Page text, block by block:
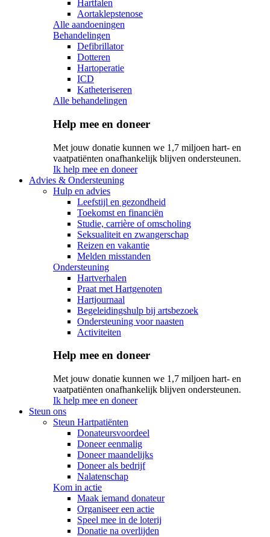
Hartfalen
Aortaklepstenose
Alle aandoeningen
Behandelingen
Defibrillator
Dotteren
Hartoperatie
ICD
Katheteriseren
Alle behandelingen
Help mee en doneer
Met jouw donatie kunnen we 1,7 miljoen hart- en
vaatpatiënten onafhankelijk blijven ondersteunen.
Ik help mee en doneer
Advies & Ondersteuning
Hulp en advies
Leefstijl en gezondheid
Toekomst en financiën
Studie, carrière of omscholing
Seksualiteit en zwangerschap
Reizen en vakantie
Melden misstanden
Ondersteuning
Hartverhalen
Praat met Hartgenoten
Hartjournaal
Begeleidingshulp bij artsbezoek
Ondersteuning voor naasten
Activiteiten
Help mee en doneer
Met jouw donatie kunnen we 1,7 miljoen hart- en
vaatpatiënten onafhankelijk blijven ondersteunen.
Ik help mee en doneer
Steun ons
Steun Hartpatiënten
Donateursvoordeel
Doneer eenmalig
Doneer maandelijks
Doneer als bedrijf
Nalatenschap
Kom in actie
Maak iemand donateur
Organiseer een actie
Speel mee in de loterij
Donatie na overlijden